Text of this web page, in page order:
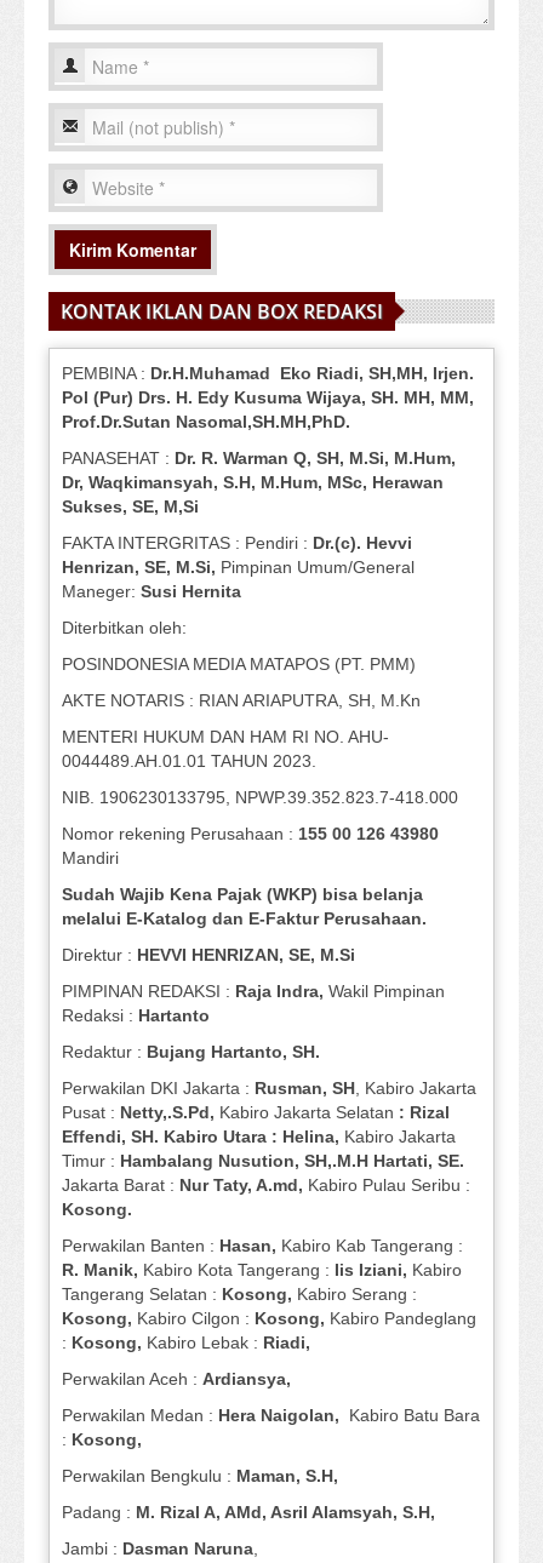
KONTAK IKLAN DAN BOX REDAKSI
PEMBINA : Dr.H.Muhamad Eko Riadi, SH,MH, Irjen.
Pol (Pur) Drs. H. Edy Kusuma Wijaya, SH. MH, MM,
Prof.Dr.Sutan Nasomal,SH.MH,PhD.
PANASEHAT : Dr. R. Warman Q, SH, M.Si, M.Hum,
Dr, Waqkimansyah, S.H, M.Hum, MSc, Herawan
Sukses, SE, M,Si
FAKTA INTERGRITAS : Pendiri : Dr.(c). Hevvi
Henrizan, SE, M.Si, Pimpinan Umum/General
Maneger: Susi Hernita
Diterbitkan oleh:
POSINDONESIA MEDIA MATAPOS (PT. PMM)
AKTE NOTARIS : RIAN ARIAPUTRA, SH, M.Kn
MENTERI HUKUM DAN HAM RI NO. AHU-
0044489.AH.01.01 TAHUN 2023.
NIB. 1906230133795, NPWP.39.352.823.7-418.000
Nomor rekening Perusahaan : 155 00 126 43980
Mandiri
Sudah Wajib Kena Pajak (WKP) bisa belanja
melalui E-Katalog dan E-Faktur Perusahaan.
Direktur : HEVVI HENRIZAN, SE, M.Si
PIMPINAN REDAKSI : Raja Indra, Wakil Pimpinan
Redaksi : Hartanto
Redaktur : Bujang Hartanto, SH.
Perwakilan DKI Jakarta : Rusman, SH, Kabiro Jakarta
Pusat : Netty,.S.Pd, Kabiro Jakarta Selatan : Rizal
Effendi, SH. Kabiro Utara : Helina, Kabiro Jakarta
Timur : Hambalang Nusution, SH,.M.H Hartati, SE.
Jakarta Barat : Nur Taty, A.md, Kabiro Pulau Seribu :
Kosong.
Perwakilan Banten : Hasan, Kabiro Kab Tangerang :
R. Manik, Kabiro Kota Tangerang : Iis Iziani, Kabiro
Tangerang Selatan : Kosong, Kabiro Serang :
Kosong, Kabiro Cilgon : Kosong, Kabiro Pandeglang
: Kosong, Kabiro Lebak : Riadi,
Perwakilan Aceh : Ardiansya,
Perwakilan Medan : Hera Naigolan, Kabiro Batu Bara
: Kosong,
Perwakilan Bengkulu : Maman, S.H,
Padang : M. Rizal A, AMd, Asril Alamsyah, S.H,
Jambi : Dasman Naruna,